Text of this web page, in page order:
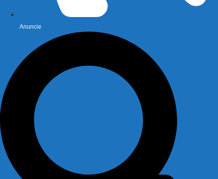
Anuncie